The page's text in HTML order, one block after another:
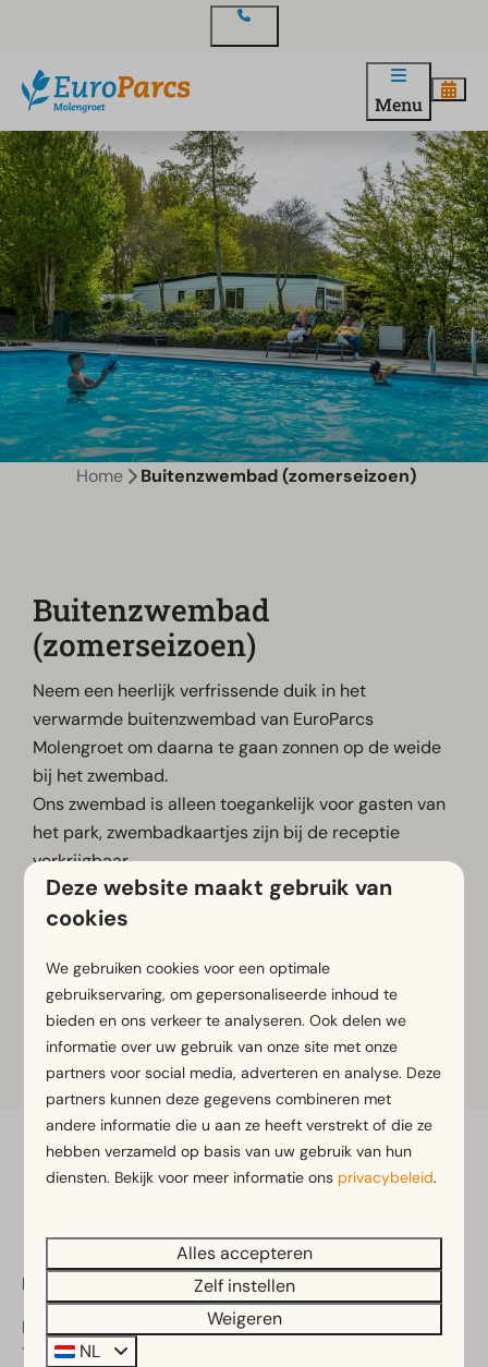
Menu
Home Buitenzwembad (zomerseizoen)
Buitenzwembad
(zomerseizoen)
Neem een heerlijk verfrissende duik in het
verwarmde buitenzwembad van EuroParcs
Molengroet om daarna te gaan zonnen op de weide
bij het zwembad.
Ons zwembad is alleen toegankelijk voor gasten van
het park, zwembadkaartjes zijn bij de receptie
verkrijgbaar.
Van 09.30 tot 10.00 uur is baantjes zwemmen en van
10.00 tot 17.00 uur recreatief zwemmen.
Let op: Het buitenzwembad is geopend in het
zomerseizoen en gesloten vanaf september.
Bekijk hier deopeningstijden
Veilig betalen
EuroParcs Molengroet
Molengroet 1
1723 PX Noord-Scharwoude
Deze website maakt gebruik van
cookies
We gebruiken cookies voor een optimale
gebruikservaring, om gepersonaliseerde inhoud te
bieden en ons verkeer te analyseren. Ook delen we
informatie over uw gebruik van onze site met onze
partners voor social media, adverteren en analyse. Deze
partners kunnen deze gegevens combineren met
andere informatie die u aan ze heeft verstrekt of die ze
hebben verzameld op basis van uw gebruik van hun
diensten. Bekijk voor meer informatie ons privacybeleid.
Alles accepteren
Zelf instellen
Weigeren
NL